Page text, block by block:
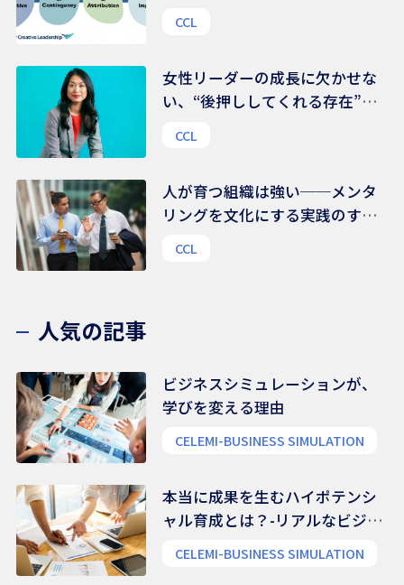
CCL
女性リーダーの成長に欠かせな
い、“後押ししてくれる存在”の
様々な支援ネットワークにある
CCL
人が育つ組織は強い──メンタ
リングを文化にする実践のすす
CCL
人気の記事
ビジネスシミュレーションが、
学びを変える理由
CELEMI-BUSINESS SIMULATION
本当に成果を生むハイポテンシ
ャル育成とは？-リアルなビジネ
CELEMI-BUSINESS SIMULATION